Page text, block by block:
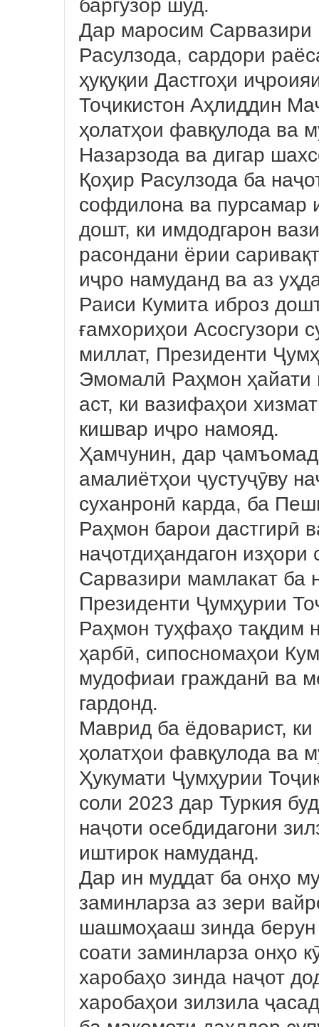
баргузор шуд.
Дар маросим Сарвазири
Расулзода, сардори
ҳуқуқии Дастгоҳи
Тоҷикистон Аҳлиддин
ҳолатҳои фавқулода ва
Назарзода ва дигар
Қоҳир Расулзода ба
софдилона ва пурсамар
дошт, ки имдодгарон
расондани ёрии
иҷро намуданд ва аз
Раиси Кумита иброз
ғамхориҳои Асосгузори
миллат, Президенти
Эмомалӣ Раҳмон
аст, ки вазифаҳои
кишвар иҷро намояд.
Ҳамчунин, дар ҷамъомад
амалиётҳои ҷустуҷӯву
суханронӣ карда, ба
Раҳмон барои дастгирӣ
наҷотдиҳандагон
Сарвазири мамлакат ба
Президенти Ҷумҳурии
Раҳмон туҳфаҳо тақдим
ҳарбӣ, сипосномаҳои
мудофиаи гражданӣ ва
гардонд.
Маврид ба ёдоварист,
ҳолатҳои фавқулода ва
Ҳукумати Ҷумҳурии
соли 2023 дар Туркия
наҷоти осебдидагони
иштирок намуданд.
Дар ин муддат ба онҳо
заминларза аз зери
шашмоҳааш зинда
соати заминларза онҳо
харобаҳо зинда наҷот
харобаҳои зилзила